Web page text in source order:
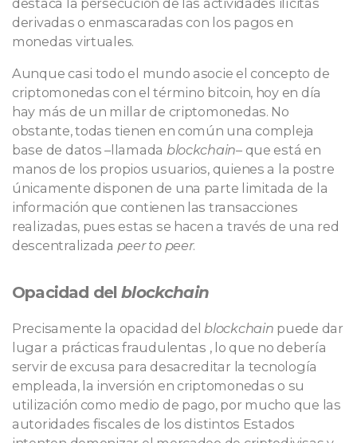
destaca la persecución de las actividades ilícitas
derivadas o enmascaradas con los pagos en
monedas virtuales.
Aunque casi todo el mundo asocie el concepto de
criptomonedas con el término bitcoin, hoy en día
hay más de un millar de criptomonedas. No
obstante, todas tienen en común una compleja
base de datos –llamada blockchain– que está en
manos de los propios usuarios, quienes a la postre
únicamente disponen de una parte limitada de la
información que contienen las transacciones
realizadas, pues estas se hacen a través de una red
descentralizada peer to peer.
Opacidad delblockchain
Precisamente la opacidad del blockchain puede dar
lugar a prácticas fraudulentas , lo que no debería
servir de excusa para desacreditar la tecnología
empleada, la inversión en criptomonedas o su
utilización como medio de pago, por mucho que las
autoridades fiscales de los distintos Estados